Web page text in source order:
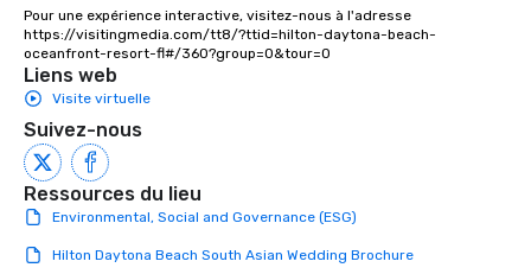
Pour une expérience interactive, visitez-nous à l'adresse
https://visitingmedia.com/tt8/?ttid=hilton-daytona-beach-
oceanfront-resort-fl#/360?group=0&tour=0
Liens web
Visite virtuelle
Suivez-nous
Ressources du lieu
Environmental, Social and Governance (ESG)
Hilton Daytona Beach South Asian Wedding Brochure